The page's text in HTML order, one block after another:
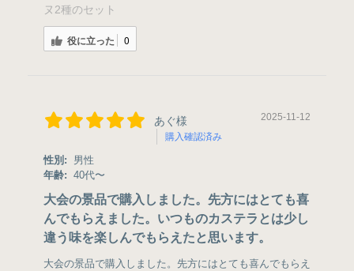
ヌ2種のセット
役に立った 0
あぐ様
購入確認済み
2025-11-12
性別:
男性
年齢: 40代〜
大会の景品で購入しました。先方にはとても喜
んでもらえました。いつものカステラとは少し
違う味を楽しんでもらえたと思います。
大会の景品で購入しました。先方にはとても喜んでもらえ